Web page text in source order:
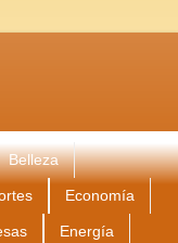
Belleza
Economía
Energía